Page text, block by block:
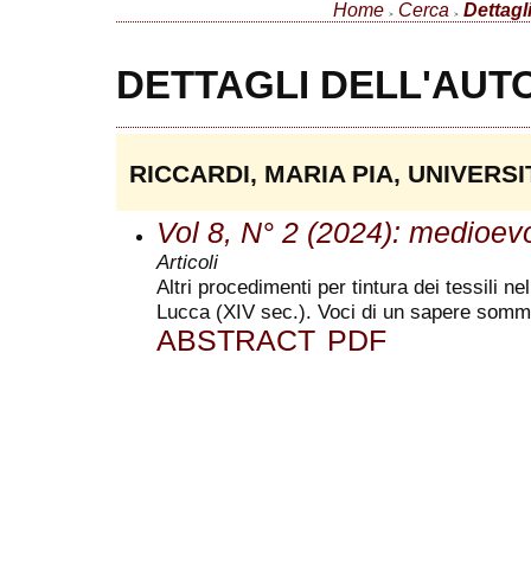
Home > Cerca >
DETTAGLI
RICCARDI, MARIA PIA,
Vol 8, N° 2 (2024):
Articoli
Altri procedimenti per tintura dei tessili
Lucca (XIV sec.). Voci di un sapere
ABSTRACT PDF